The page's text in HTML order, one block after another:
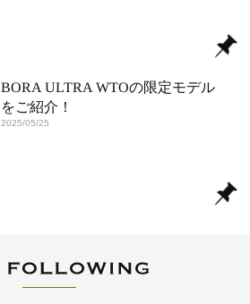
BORA ULTRA WTOの限定モデル
をご紹介！
2025/05/25